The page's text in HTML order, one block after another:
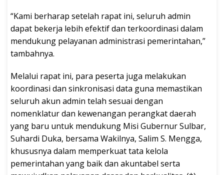
“Kami berharap setelah rapat ini, seluruh admin
dapat bekerja lebih efektif dan terkoordinasi dalam
mendukung pelayanan administrasi pemerintahan,”
tambahnya.
Melalui rapat ini, para peserta juga melakukan
koordinasi dan sinkronisasi data guna memastikan
seluruh akun admin telah sesuai dengan
nomenklatur dan kewenangan perangkat daerah
yang baru untuk mendukung Misi Gubernur Sulbar,
Suhardi Duka, bersama Wakilnya, Salim S. Mengga,
khususnya dalam memperkuat tata kelola
pemerintahan yang baik dan akuntabel serta